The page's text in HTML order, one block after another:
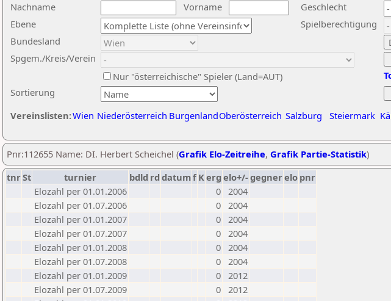
Nachname
Vorname
Ebene
Sortierung
Bundesland
Spgem./Kreis/Verein
Geschlecht
Nur "österreichische" Spieler (Land=AUT)
Spielberechtigung
Vereinslisten:Wien Niederösterreich BurgenlandOberösterreich Salzburg Steiermark
Pnr:112655 Name: DI. Herbert Scheichel (Grafik Elo-Zeitreihe, Grafik Partie-Statistik)
tnrSt turnier bdld rd datumf Kerg elo+/-gegnerelo pnr
Elozahl per 01.01.2006
0 2004
Elozahl per 01.07.2006
0 2004
Elozahl per 01.01.2007
0 2004
Elozahl per 01.07.2007
0 2004
Elozahl per 01.01.2008
0 2004
Elozahl per 01.07.2008
0 2004
Elozahl per 01.01.2009
0 2012
Elozahl per 01.07.2009
0 2012